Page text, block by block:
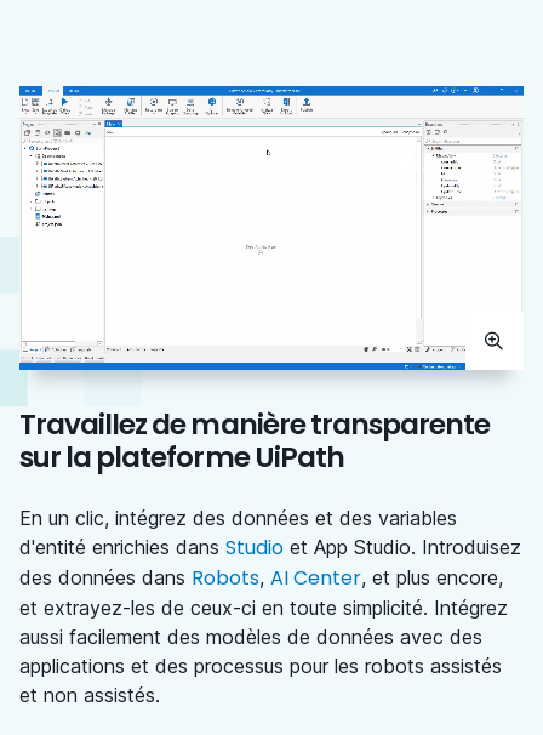
Travaillez de manière transparente
sur la plateforme UiPath
En un clic, intégrez des données et des variables
d'entité enrichies dans Studio et App Studio. Introduisez
des données dans Robots, AI Center, et plus encore,
et extrayez-les de ceux-ci en toute simplicité. Intégrez
aussi facilement des modèles de données avec des
applications et des processus pour les robots assistés
et non assistés.